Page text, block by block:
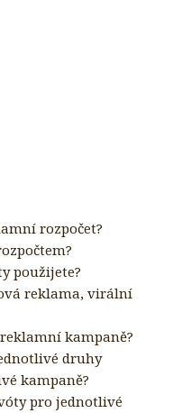
rozpočet?
použijete?
reklama, virální
kampaně?
druhy
kampaně?
pro jednotlivé